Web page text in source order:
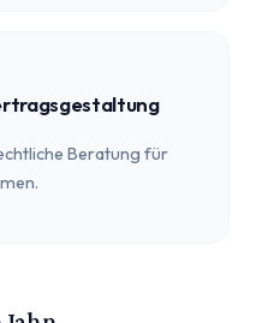
Beratung für